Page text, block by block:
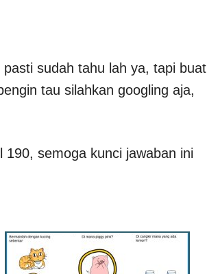
sudah tahu lah ya, tapi buat
tau silahkan googling aja,
semoga kunci jawaban ini